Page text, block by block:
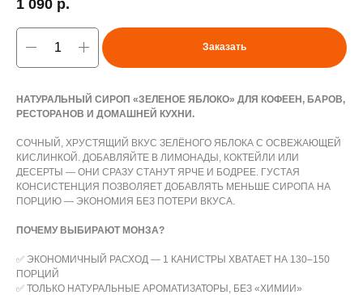
1 090 р.
Заказать
НАТУРАЛЬНЫЙ СИРОП «ЗЕЛЕНОЕ ЯБЛОКО» ДЛЯ КОФЕЕН, БАРОВ,
РЕСТОРАНОВ И ДОМАШНЕЙ КУХНИ.
СОЧНЫЙ, ХРУСТЯЩИЙ ВКУС ЗЕЛЁНОГО ЯБЛОКА С ОСВЕЖАЮЩЕЙ
КИСЛИНКОЙ. ДОБАВЛЯЙТЕ В ЛИМОНАДЫ, КОКТЕЙЛИ ИЛИ
ДЕСЕРТЫ — ОНИ СРАЗУ СТАНУТ ЯРЧЕ И БОДРЕЕ. ГУСТАЯ
КОНСИСТЕНЦИЯ ПОЗВОЛЯЕТ ДОБАВЛЯТЬ МЕНЬШЕ СИРОПА НА
ПОРЦИЮ — ЭКОНОМИЯ БЕЗ ПОТЕРИ ВКУСА.
ПОЧЕМУ ВЫБИРАЮТ МОНЗА?
✅ ЭКОНОМИЧНЫЙ РАСХОД — 1 КАНИСТРЫ ХВАТАЕТ НА 130–150
ПОРЦИЙ
✅ ТОЛЬКО НАТУРАЛЬНЫЕ АРОМАТИЗАТОРЫ, БЕЗ «ХИМИИ»